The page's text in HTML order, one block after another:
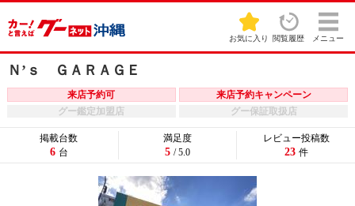
お気に入り 閲覧履歴 メニュー
Ｎ’ｓ ＧＡＲＡＧＥ
来店予約可
来店予約キャンペーン
グー鑑定加盟店
グー保証取扱店
掲載台数
6 台
満足度
5 / 5.0
レビュー投稿数
23 件